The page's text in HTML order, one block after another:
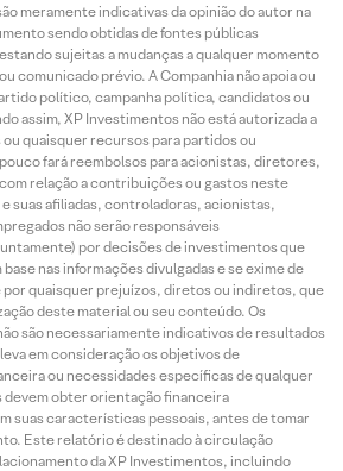
meramente indicativas da opinião do autor na
sendo obtidas de fontes públicas
sujeitas a mudanças a qualquer momento
comunicado prévio. A Companhia não apoia ou
político, campanha política, candidatos ou
assim, XP Investimentos não está autorizada a
quaisquer recursos para partidos ou
fará reembolsos para acionistas, diretores,
relação a contribuições ou gastos neste
suas afiliadas, controladoras, acionistas,
não serão responsáveis
por decisões de investimentos que
nas informações divulgadas e se exime de
quaisquer prejuízos, diretos ou indiretos, que
deste material ou seu conteúdo. Os
são necessariamente indicativos de resultados
em consideração os objetivos de
ou necessidades específicas de qualquer
obter orientação financeira
suas características pessoais, antes de tomar
Este relatório é destinado à circulação
da XP Investimentos, incluindo